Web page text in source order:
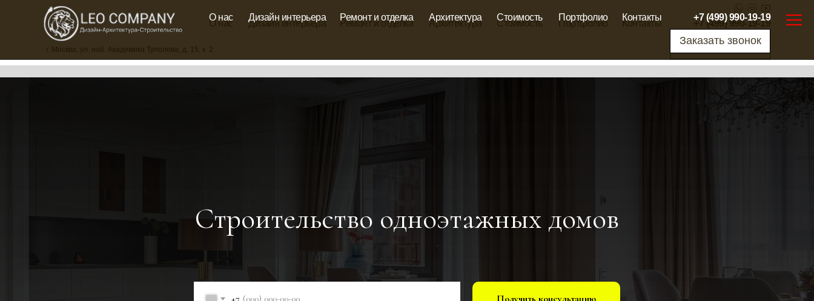
Заказать звонок
+7 (499) 990-19-19
О нас Дизайн интерьера
г. Москва, ул. наб. Академика Туполева, д. 15, к. 2
Стоимость Портфолио Контакты
Ремонт и отделка Архитектура
Заказать звонок
+7 (499) 990-19-19
О нас Дизайн интерьера Стоимость Портфолио Контакты
Ремонт и отделка Архитектура
Строительство одноэтажных домов
+7 Получить консультацию